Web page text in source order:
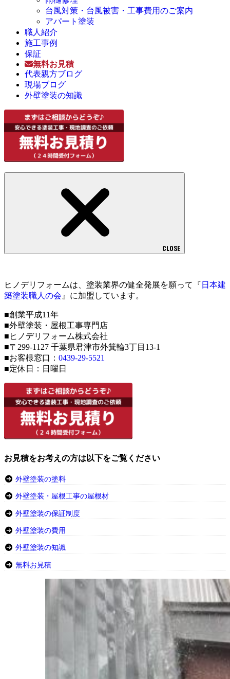
台風対策・台風被害・工事費用のご案内
アパート塗装
職人紹介
施工事例
保証
無料お見積
代表親方ブログ
現場ブログ
外壁塗装の知識
CLOSE
ヒノデリフォームは、塗装業界の健全発展を願って『 日本建
築塗装職人の会 』に加盟しています。
■創業平成11年
■外壁塗装・屋根工事専門店
■ヒノデリフォーム株式会社
■〒299-1127 千葉県君津市外箕輪3丁目13-1
■お客様窓口： 0439-29-5521
■定休日：日曜日
お見積をお考えの方は以下をご覧ください
外壁塗装の塗料
外壁塗装・屋根工事の屋根材
外壁塗装の保証制度
外壁塗装の費用
外壁塗装の知識
無料お見積